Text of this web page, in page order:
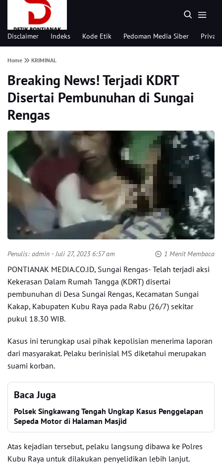
Disclaimer Indeks Kode Etik Pedoman Media Siber
Home KRIMINAL
Breaking News! Terjadi KDRT
Disertai Pembunuhan di Sungai
Rengas
Penulis: admin - Juli 27, 2023 6:57 am 1 Menit Membaca
PONTIANAK MEDIA.CO.ID, Sungai Rengas- Telah terjadi aksi
Kekerasan Dalam Rumah Tangga (KDRT) disertai
pembunuhan di Desa Sungai Rengas, Kecamatan Sungai
Kakap, Kabupaten Kubu Raya pada Rabu (26/7) sekitar
pukul 18.30 WIB.
Kasus ini terungkap usai pihak kepolisian menerima laporan
dari masyarakat. Pelaku berinisial MS diketahui merupakan
suami korban.
Baca Juga
Polsek Singkawang Tengah Ungkap Kasus Penggelapan
Sepeda Motor di Halaman Masjid
Atas kejadian tersebut, pelaku langsung dibawa ke Polres
Kubu Raya untuk dilakukan penyelidikan lebih lanjut.